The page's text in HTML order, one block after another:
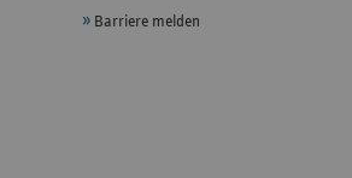
Barriere melden